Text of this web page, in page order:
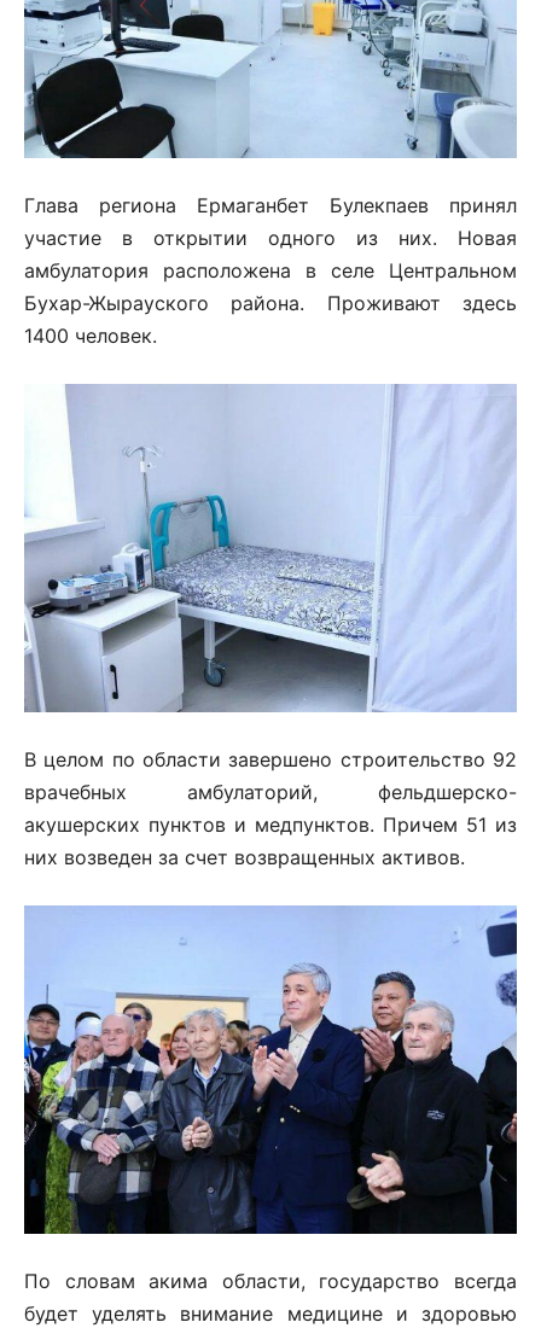
Глава региона Ермаганбет Булекпаев принял
участие в открытии одного из них. Новая
амбулатория расположена в селе Центральном
Бухар-Жырауского района. Проживают здесь
1400 человек.
В целом по области завершено строительство 92
врачебных амбулаторий, фельдшерско-
акушерских пунктов и медпунктов. Причем 51 из
них возведен за счет возвращенных активов.
По словам акима области, государство всегда
будет уделять внимание медицине и здоровью